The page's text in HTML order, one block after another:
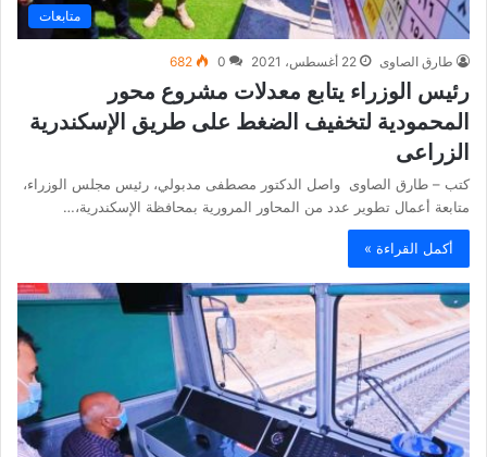
متابعات
طارق الصاوى 22 أغسطس، 2021 0
682
رئيس الوزراء يتابع معدلات مشروع محور
المحمودية لتخفيف الضغط على طريق الإسكندرية
الزراعى
كتب – طارق الصاوى واصل الدكتور مصطفى مدبولي، رئيس مجلس الوزراء،
متابعة أعمال تطوير عدد من المحاور المرورية بمحافظة الإسكندرية،…
أكمل القراءة »